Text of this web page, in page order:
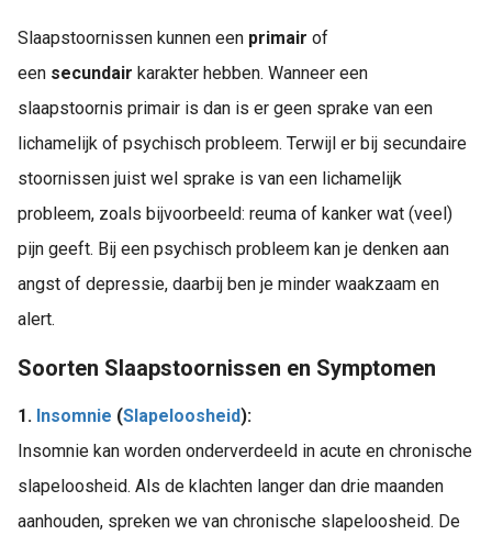
Slaapstoornissen kunnen een primair of
een secundair karakter hebben. Wanneer een
slaapstoornis primair is dan is er geen sprake van een
lichamelijk of psychisch probleem. Terwijl er bij secundaire
stoornissen juist wel sprake is van een lichamelijk
probleem, zoals bijvoorbeeld: reuma of kanker wat (veel)
pijn geeft. Bij een psychisch probleem kan je denken aan
angst of depressie, daarbij ben je minder waakzaam en
alert.
Soorten Slaapstoornissen en Symptomen
1. Insomnie (Slapeloosheid):
Insomnie kan worden onderverdeeld in acute en chronische
slapeloosheid. Als de klachten langer dan drie maanden
aanhouden, spreken we van chronische slapeloosheid. De